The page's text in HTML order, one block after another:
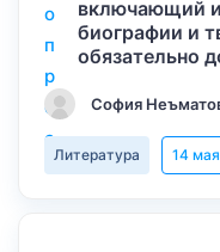
включающий
биографии и
обязательно
София
Литература 14